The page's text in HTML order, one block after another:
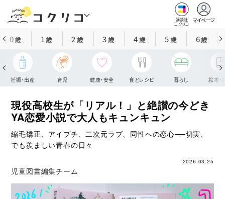
講談社
コクリコ
マイページ
0歳 1歳 2 歳 3歳 4歳 5歳 6歳
妊娠・出産 育児 健康・安全 食とレシピ 暮らし 絵本・
現役高校生が「リアル！」と絶讃の今どき
YA恋愛小説で大人もキュンキュン
縮毛矯正、アイプチ、二次元ラブ、同性への恋心──切実、
でも羨ましい青春の日々
2026.03.25
児童図書編集チーム